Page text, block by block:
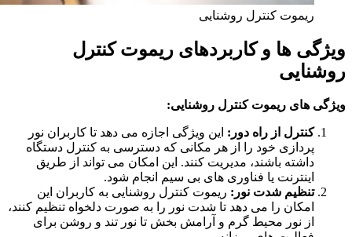
ریموت کنترل روشنایی
ویژگی ها و کاربردهای ریموت کنترل
روشنایی
ویژگی‌ های ریموت کنترل روشنایی:
کنترل از راه دور: این ویژگی اجازه می‌ دهد تا کاربران نور
پردازی خود را از هر مکانی که دسترسی به کنترل دستگاه
داشته باشند، مدیریت کنند. این امکان می‌ تواند از طریق
اینترنت یا فناوری‌ های بی‌ سیم انجام شود.
تنظیم شدت نور: ریموت کنترل روشنایی به کاربران این
امکان را می‌ دهد تا شدت نور را به صورت دلخواه تنظیم کنند،
از نور محیط گرم و آرامش‌ بخش تا نور تند و روشن برای